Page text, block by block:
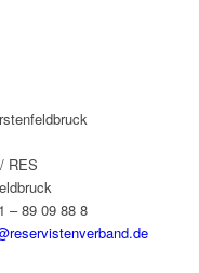
RES
– 89 09 88 8